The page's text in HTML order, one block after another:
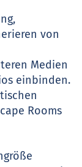
von
Medien
einbinden.
Rooms